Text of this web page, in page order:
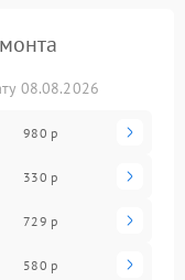
08.08.2026
980 р
330 р
729 р
580 р